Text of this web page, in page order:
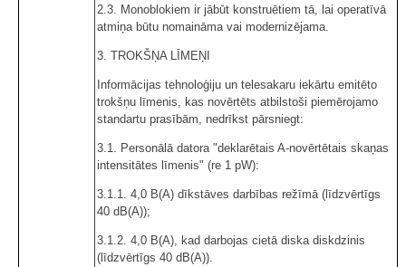
2.3. Monoblokiem ir jābūt konstruētiem tā, lai operatīvā
atmiņa būtu nomaināma vai modernizējama.
3. TROKŠŅA LĪMEŅI
Informācijas tehnoloģiju un telesakaru iekārtu emitēto
trokšņu līmenis, kas novērtēts atbilstoši piemērojamo
standartu prasībām, nedrīkst pārsniegt:
3.1. Personālā datora "deklarētais A-novērtētais skaņas
intensitātes līmenis" (re 1 pW):
3.1.1. 4,0 B(A) dīkstāves darbības režīmā (līdzvērtīgs
40 dB(A));
3.1.2. 4,0 B(A), kad darbojas cietā diska diskdzinis
(līdzvērtīgs 40 dB(A)).